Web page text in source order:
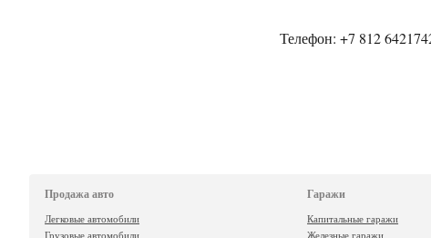
Телефон: +7 812
Продажа авто
Легковые автомобили
Грузовые автомобили
Гаражи
Капитальные гаражи
Железные гаражи